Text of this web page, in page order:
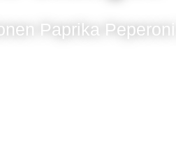
Paprika Peperoni